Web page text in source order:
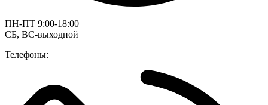
ПН-ПТ 9:00-18:00
СБ, ВС-выходной
Телефоны: